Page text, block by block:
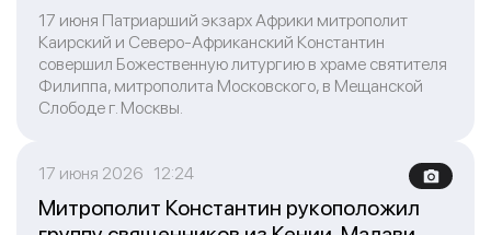
17 июня Патриарший экзарх Африки митрополит
Каирский и Северо-Африканский Константин
совершил Божественную литургию в храме святителя
Филиппа, митрополита Московского, в Мещанской
Слободе г. Москвы.
17 июня 2026 12:24
Митрополит Константин рукоположил